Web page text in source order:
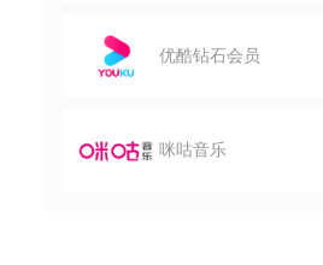
优酷钻石会员
咪咕音乐